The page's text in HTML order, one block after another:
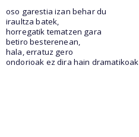
oso garestia izan behar du
iraultza batek,
horregatik tematzen gara
betiro besterenean,
hala, erratuz gero
ondorioak ez dira hain dramatikoak